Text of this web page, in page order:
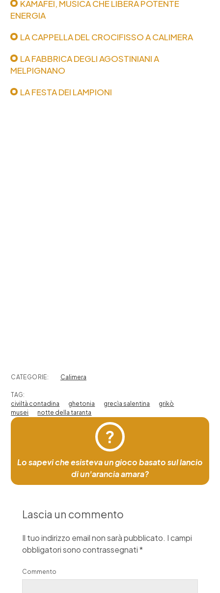
KAMAFEI, MUSICA CHE LIBERA POTENTE
ENERGIA
LA CAPPELLA DEL CROCIFISSO A CALIMERA
LA FABBRICA DEGLI AGOSTINIANI A
MELPIGNANO
LA FESTA DEI LAMPIONI
CATEGORIE: Calimera
TAG:
civiltà contadina
ghetonia grecìa salentina
grikò
musei
notte della taranta
?
Lo sapevi che esisteva un gioco basato sul lancio
di un'arancia amara?
Lascia un commento
Il tuo indirizzo email non sarà pubblicato. I campi
obbligatori sono contrassegnati*
Commento